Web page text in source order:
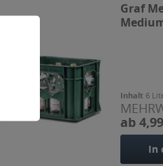
Graf
Inhalt 6
ab
In